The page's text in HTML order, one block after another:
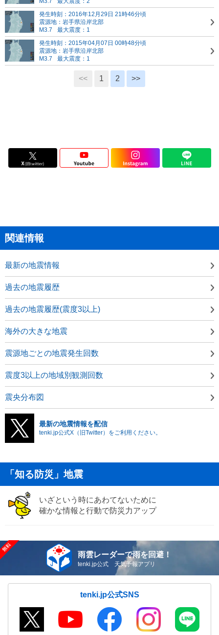
発生時刻：2016年12月29日 21時46分頃
震源地：岩手県沿岸北部
M3.7
最大震度：1
発生時刻：2015年04月07日 00時48分頃
震源地：岩手県沿岸北部
M3.7
最大震度：1
<< 1 2 >>
関連情報
最新の地震情報
過去の地震履歴
過去の地震履歴(震度3以上)
海外の大きな地震
震源地ごとの地震発生回数
震度3以上の地域別観測回数
震央分布図
最新の地震情報を配信
tenki.jp公式X（旧Twitter）をご利用ください。
「知る防災」地震
いざという時にあわてないために
確かな情報と行動で防災力アップ
雨雲レーダーで雨を回避！
tenki.jp公式 天気予報アプリ
tenki.jp公式SNS